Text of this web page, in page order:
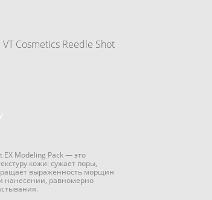
Cosmetics Reedle Shot
EX Modeling Pack — это
кожи: сужает поры,
выраженность морщин
нанесении, равномерно